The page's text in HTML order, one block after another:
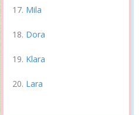
Mila
Dora
Klara
Lara